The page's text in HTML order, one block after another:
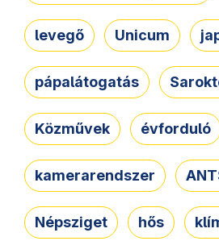
levegő Unicum
pápalátogatás
Közművek évforduló
kamerarendszer
Népsziget hős